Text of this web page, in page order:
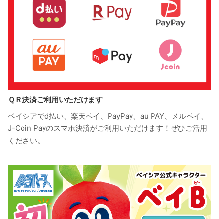
ＱＲ決済ご利用いただけます
ベイシアでd払い、楽天ペイ、PayPay、au PAY、メルペイ、
J-Coin Payのスマホ決済がご利用いただけます！ぜひご活用
ください。